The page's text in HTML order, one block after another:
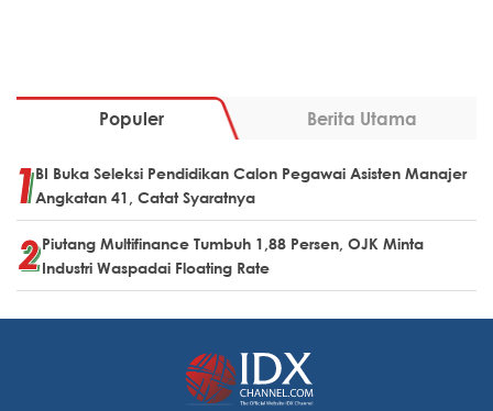
Populer Berita Utama
BI Buka Seleksi Pendidikan Calon Pegawai Asisten Manajer
Angkatan 41, Catat Syaratnya
Piutang Multifinance Tumbuh 1,88 Persen, OJK Minta
Industri Waspadai Floating Rate